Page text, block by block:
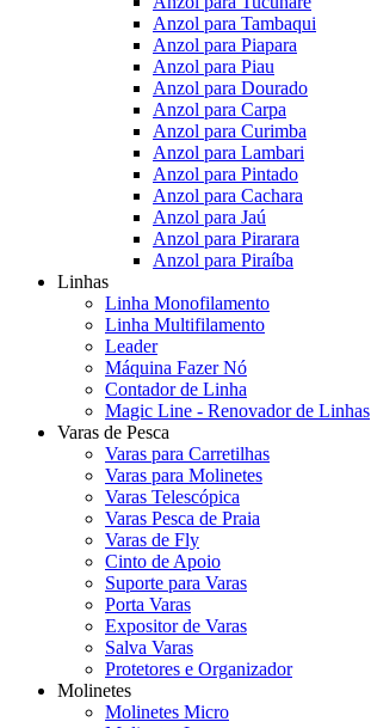
Anzol para Tambaqui
Anzol para Piapara
Anzol para Piau
Anzol para Dourado
Anzol para Carpa
Anzol para Curimba
Anzol para Lambari
Anzol para Pintado
Anzol para Cachara
Anzol para Jaú
Anzol para Pirarara
Anzol para Piraíba
Linhas
Linha Monofilamento
Linha Multifilamento
Leader
Máquina Fazer Nó
Contador de Linha
Magic Line - Renovador de Linhas
Varas de Pesca
Varas para Carretilhas
Varas para Molinetes
Varas Telescópica
Varas Pesca de Praia
Varas de Fly
Cinto de Apoio
Suporte para Varas
Porta Varas
Expositor de Varas
Salva Varas
Protetores e Organizador
Molinetes
Molinetes Micro